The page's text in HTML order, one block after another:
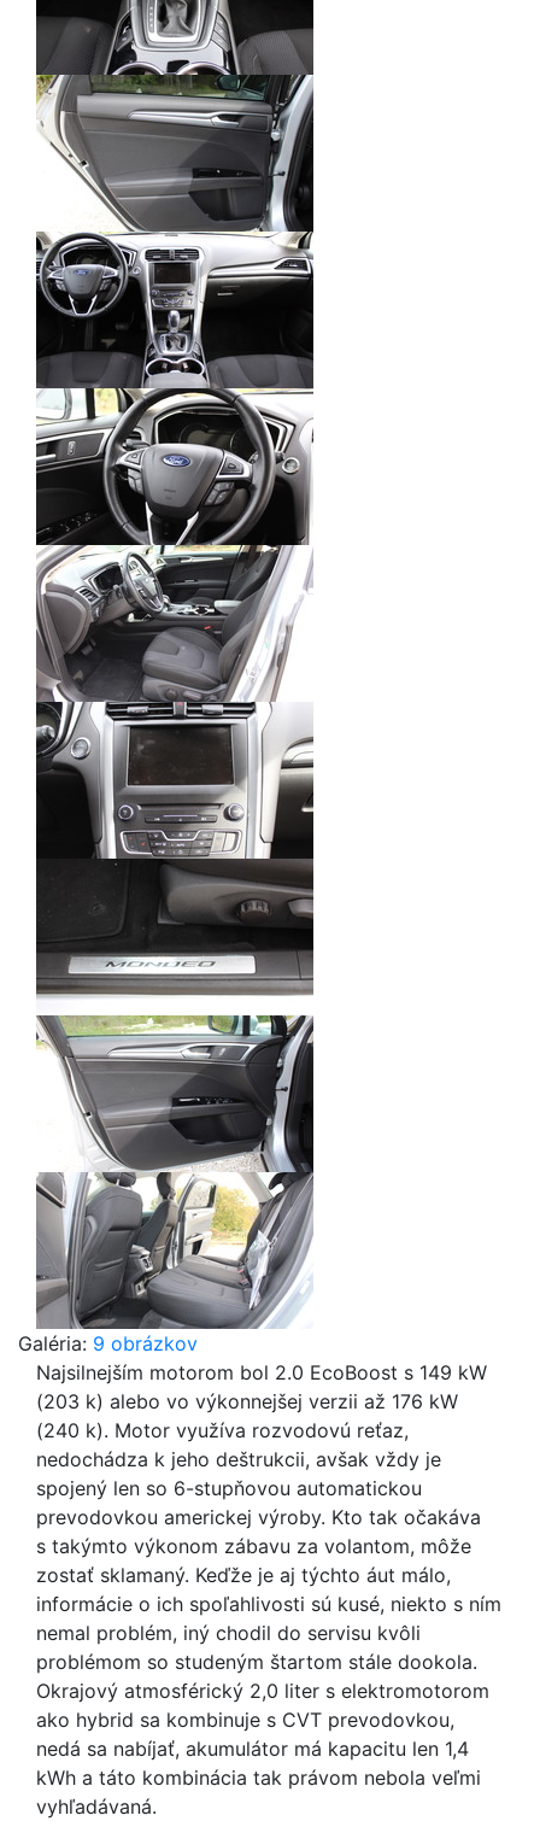
Galéria: 9 obrázkov
Najsilnejším motorom bol 2.0 EcoBoost s 149 kW
(203 k) alebo vo výkonnejšej verzii až 176 kW
(240 k). Motor využíva rozvodovú reťaz,
nedochádza k jeho deštrukcii, avšak vždy je
spojený len so 6-stupňovou automatickou
prevodovkou americkej výroby. Kto tak očakáva
s takýmto výkonom zábavu za volantom, môže
zostať sklamaný. Keďže je aj týchto áut málo,
informácie o ich spoľahlivosti sú kusé, niekto s ním
nemal problém, iný chodil do servisu kvôli
problémom so studeným štartom stále dookola.
Okrajový atmosférický 2,0 liter s elektromotorom
ako hybrid sa kombinuje s CVT prevodovkou,
nedá sa nabíjať, akumulátor má kapacitu len 1,4
kWh a táto kombinácia tak právom nebola veľmi
vyhľadávaná.